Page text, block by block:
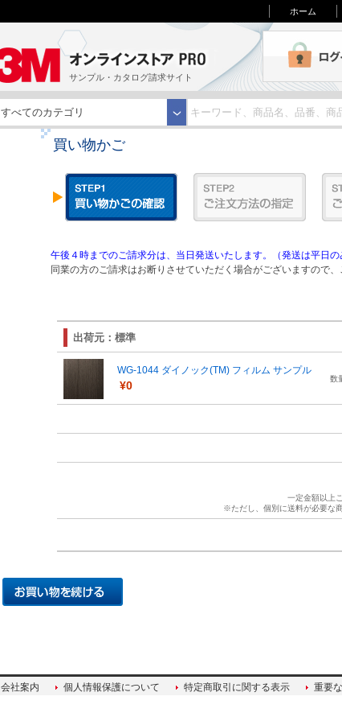
ホーム
サンプル・カタログ請求サイト
すべてのカテゴリ
買い物かご
午後４時までのご請求分は、当日発送いたします。（発送は平日の
同業の方のご請求はお断りさせていただく場合がございますので、
出荷元：標準
WG-1044 ダイノック(TM) フィルム サンプル
¥0
数
一定金額以上
※ただし、個別に送料が必要な
会社案内 個人情報保護について 特定商取引に関する表示 重要